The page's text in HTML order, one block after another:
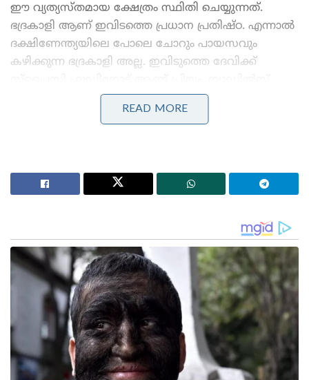
ഈ വ്യത്യസ്തമായ ക്ഷേത്രം സ്ഥിതി ചെയ്യുന്നത്.
ഭദ്രകാളി ആണ് ഇവിടത്തെ പ്രധാന പ്രതിഷ്ഠ. എന്നാൽ
ദക്ഷിണേന്ത്യയിലെ പോലെ ചോറും പായസവും
കഴിക്കുന്ന ഭദ്രകാളി അല്ല. ഇവിടുത്തെ ദേവിക്ക്
ഫ്രൈഡ് റൈസ്, മോമോസ് എന്നിവയെല്ലാമാണ് ഈ
ക്ഷേത്രത്തിലെ ദേവിക്ക് പ്രസാദമായി സമർപ്പിക്കുന്നത്.
ദേശീയ ചിഹ്നങ്ങളെ അപമാനിക്കുന്നവർക്ക് ഇന്ത്യയിൽ
പാകിസ്താനിൽ ലഷ്കർ കമാൻഡർ കൊല്ലപ്പെട്ടു!’:
അജ്ഞാത തോക്കുധാരികളുടെ പേടിസ്വപ്നത്തിൽ
ഭീകരർ
ഇന്തോ-ചൈനീസ് പൈതൃകം പിന്തുടരുന്നതിനാലാണ്
ഈ ക്ഷേത്രത്തിൽ ഇത്തരത്തിലുള്ള വ്യത്യസ്തമായ
പ്രസാദങ്ങൾ നൽകിവരുന്നത്. ടാൻഗ്രയിൽ
സ്ഥിതിചെയ്യുന്ന ഈ ക്ഷേത്രത്തിന് 60 വർഷത്തെ
READ MORE